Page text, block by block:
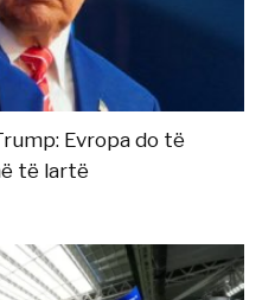
Evropa do të
të lartë